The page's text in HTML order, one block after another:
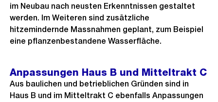
im Neubau nach neusten Erkenntnissen gestaltet
werden. Im Weiteren sind zusätzliche
hitzemindernde Massnahmen geplant, zum Beispiel
eine pflanzenbestandene Wasserfläche.
Anpassungen Haus B und Mitteltrakt C
Aus baulichen und betrieblichen Gründen sind in
Haus B und im Mitteltrakt C ebenfalls Anpassungen